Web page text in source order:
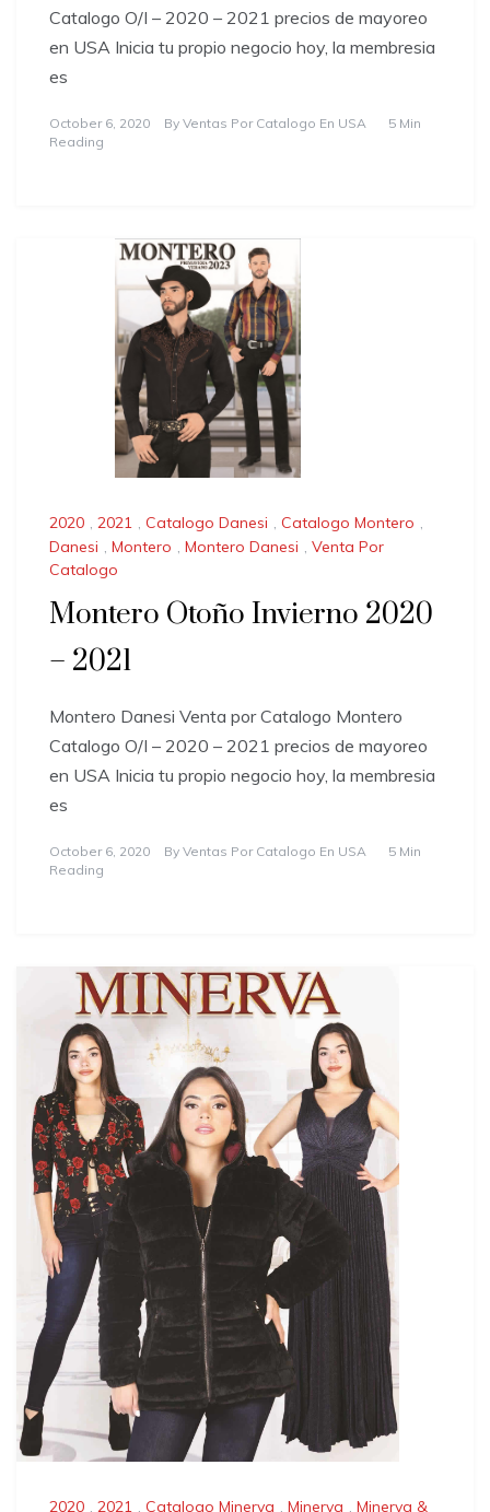
Catalogo O/I – 2020 – 2021 precios de mayoreo
en USA Inicia tu propio negocio hoy, la membresia
es
October 6, 2020 By Ventas Por Catalogo En USA
5 Min
Reading
2020 , 2021 , Catalogo Danesi , Catalogo Montero ,
Danesi , Montero , Montero Danesi , Venta Por
Catalogo
Montero Otoño Invierno 2020
– 2021
Montero Danesi Venta por Catalogo Montero
Catalogo O/I – 2020 – 2021 precios de mayoreo
en USA Inicia tu propio negocio hoy, la membresia
es
October 6, 2020 By Ventas Por Catalogo En USA
5 Min
Reading
2020 , 2021 , Catalogo Minerva , Minerva , Minerva &